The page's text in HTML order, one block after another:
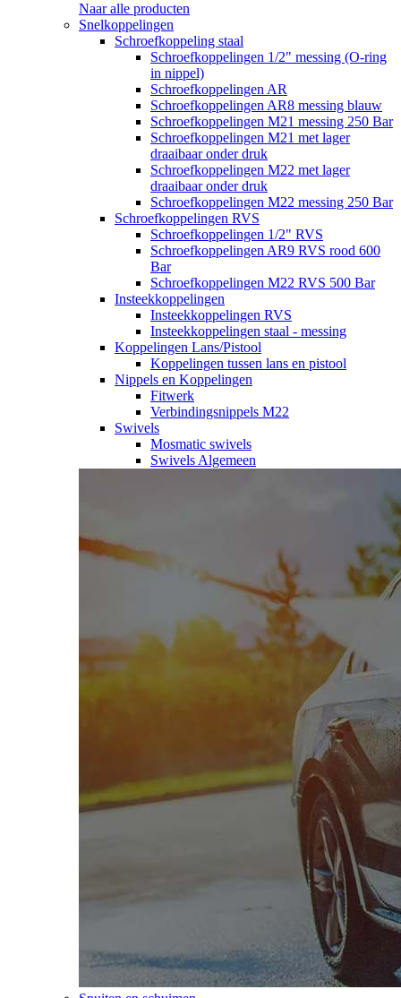
Naar alle producten
Snelkoppelingen
Schroefkoppeling staal
Schroefkoppelingen 1/2" messing (O-ring
in nippel)
Schroefkoppelingen AR
Schroefkoppelingen AR8 messing blauw
Schroefkoppelingen M21 messing 250 Bar
Schroefkoppelingen M21 met lager
draaibaar onder druk
Schroefkoppelingen M22 met lager
draaibaar onder druk
Schroefkoppelingen M22 messing 250 Bar
Schroefkoppelingen RVS
Schroefkoppelingen 1/2" RVS
Schroefkoppelingen AR9 RVS rood 600
Bar
Schroefkoppelingen M22 RVS 500 Bar
Insteekkoppelingen
Insteekkoppelingen RVS
Insteekkoppelingen staal - messing
Koppelingen Lans/Pistool
Koppelingen tussen lans en pistool
Nippels en Koppelingen
Fitwerk
Verbindingsnippels M22
Swivels
Mosmatic swivels
Swivels Algemeen